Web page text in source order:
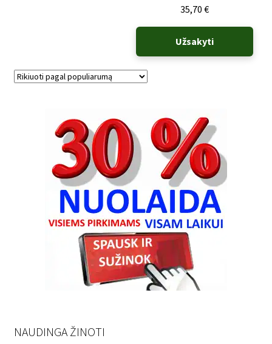
35,70€
Užsakyti
populiarumą
NAUDINGA ŽINOTI